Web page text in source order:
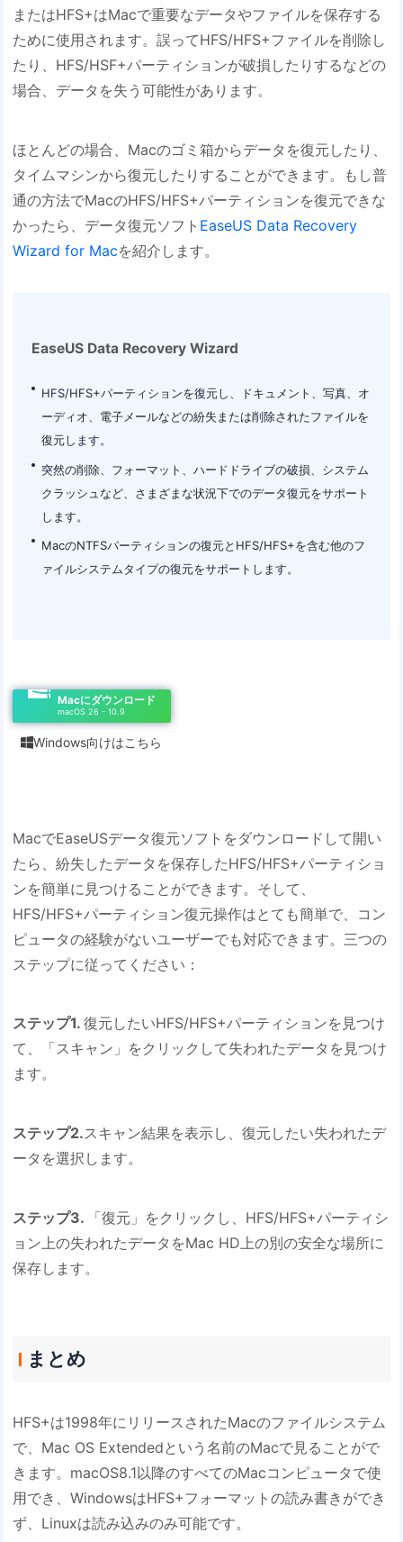
またはHFS+はMacで重要なデータやファイルを保存する
ために使用されます。誤ってHFS/HFS+ファイルを削除し
たり、HFS/HSF+パーティションが破損したりするなどの
場合、データを失う可能性があります。
ほとんどの場合、Macのゴミ箱からデータを復元したり、
タイムマシンから復元したりすることができます。もし普
通の方法でMacのHFS/HFS+パーティションを復元できな
かったら、データ復元ソフト EaseUS Data Recovery
Wizard for Macを紹介します。
EaseUS Data Recovery Wizard
HFS/HFS+パーティションを復元し、ドキュメント、写真、オ
ーディオ、電子メールなどの紛失または削除されたファイルを
復元します。
突然の削除、フォーマット、ハードドライブの破損、システム
クラッシュなど、さまざまな状況下でのデータ復元をサポート
します。
MacのNTFSパーティションの復元とHFS/HFS+を含む他のフ
ァイルシステムタイプの復元をサポートします。
Macにダウンロード
macOS 26 - 10.9
Windows向けはこちら
MacでEaseUSデータ復元ソフトをダウンロードして開い
たら、紛失したデータを保存したHFS/HFS+パーティショ
ンを簡単に見つけることができます。そして、
HFS/HFS+パーティション復元操作はとても簡単で、コン
ピュータの経験がないユーザーでも対応できます。三つの
ステップに従ってください：
ステップ1.復元したいHFS/HFS+パーティションを見つけ
て、「スキャン」をクリックして失われたデータを見つけ
ます。
ステップ2.スキャン結果を表示し、復元したい失われたデ
ータを選択します。
ステップ3.
「復元」をクリックし、HFS/HFS+パーティシ
ョン上の失われたデータをMac HD上の別の安全な場所に
保存します。
まとめ
HFS+は1998年にリリースされたMacのファイルシステム
で、Mac OS Extendedという名前のMacで見ることがで
きます。macOS8.1以降のすべてのMacコンピュータで使
用でき、WindowsはHFS+フォーマットの読み書きができ
ず、Linuxは読み込みのみ可能です。